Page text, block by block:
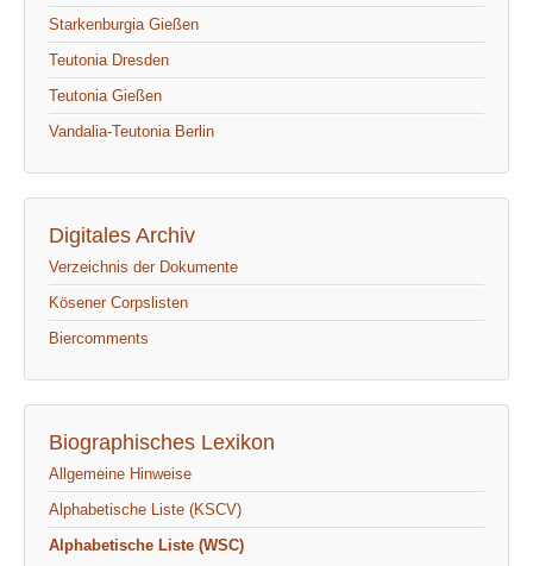
Starkenburgia Gießen
Teutonia Dresden
Teutonia Gießen
Vandalia-Teutonia Berlin
Digitales Archiv
Verzeichnis der Dokumente
Kösener Corpslisten
Biercomments
Biographisches Lexikon
Allgemeine Hinweise
Alphabetische Liste (KSCV)
Alphabetische Liste (WSC)